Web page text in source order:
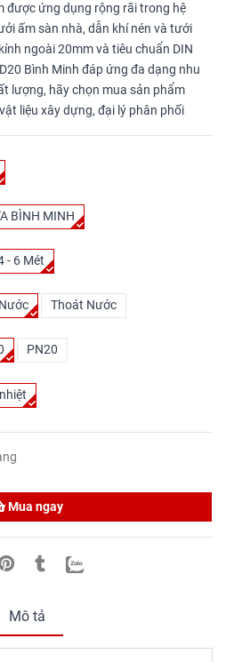
được ứng dụng rộng rãi trong hệ
ấm sàn nhà, dẫn khí nén và tưới
ngoài 20mm và tiêu chuẩn DIN
Bình Minh đáp ứng đa dạng nhu
lượng, hãy chọn mua sản phẩm
liệu xây dựng, đại lý phân phối
BÌNH MINH
- 6 Mét
Thoát Nước
PN20
Mua ngay
Mô tả